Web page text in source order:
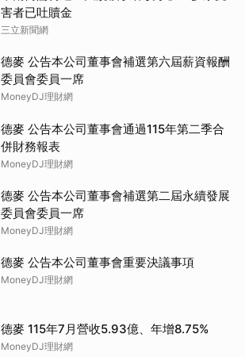
害者已吐贖金
三立新聞網
德麥 公告本公司董事會補選第六屆薪資報酬
委員會委員一席
MoneyDJ理財網
德麥 公告本公司董事會通過115年第二季合
併財務報表
MoneyDJ理財網
德麥 公告本公司董事會補選第二屆永續發展
委員會委員一席
MoneyDJ理財網
德麥 公告本公司董事會重要決議事項
MoneyDJ理財網
德麥 115年7月營收5.93億、年增8.75%
MoneyDJ理財網